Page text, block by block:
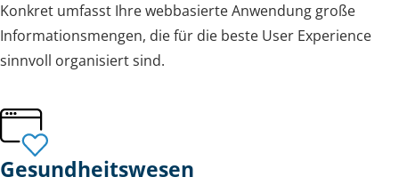
Konkret umfasst Ihre webbasierte Anwendung große
Informationsmengen, die für die beste User Experience
sinnvoll organisiert sind.
Gesundheitswesen